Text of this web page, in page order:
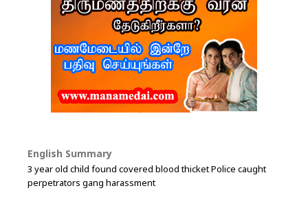
English Summary
3 year old child found covered blood thicket Police caught
perpetrators gang harassment